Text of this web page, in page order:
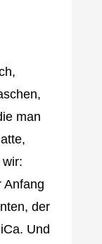
man
Anfang
der
Und